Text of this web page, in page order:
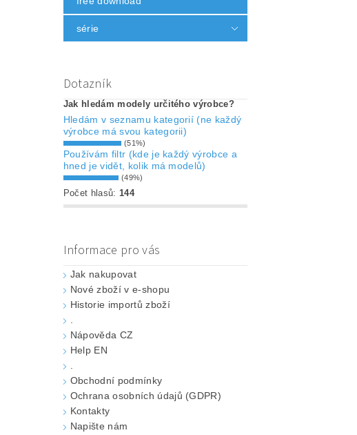
série
Dotazník
Jak hledám modely určitého výrobce?
Hledám v seznamu kategorií (ne každý
výrobce má svou kategorii)
(51%)
Používám filtr (kde je každý výrobce a
hned je vidět, kolik má modelů)
(49%)
Počet hlasů: 144
Informace pro vás
Jak nakupovat
Nové zboží v e-shopu
Historie importů zboží
Nápověda CZ
Help EN
Obchodní podmínky
Ochrana osobních údajů (GDPR)
Kontakty
Napište nám